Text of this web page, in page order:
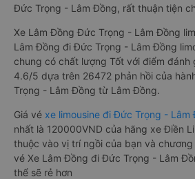
Đức Trọng - Lâm Đồng, rất thuận tiện
Xe Lâm Đồng Đức Trọng - Lâm Đồng
Lâm Đồng đi Đức Trọng - Lâm Đồng
chung có chất lượng Tốt với điểm đánh
4.6/5 dựa trên 26472 phản hồi của
Trọng - Lâm Đồng từ Lâm Đồng.
Giá vé xe limousine đi Đức Trọng -
nhất là 120000VND của hãng xe Điền
thuộc vào vị trí ngồi của bạn và
vé Xe Lâm Đồng đi Đức Trọng - Lâm
thể sẽ rẻ hơn